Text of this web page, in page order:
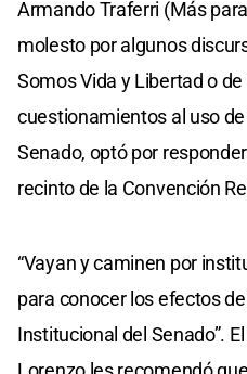
Armando Traferri (Más
molesto por algunos
Somos Vida y Libertad o
cuestionamientos al uso
Senado, optó por
recinto de la Convención
“Vayan y caminen por
para conocer los efectos
Institucional del Senado”.